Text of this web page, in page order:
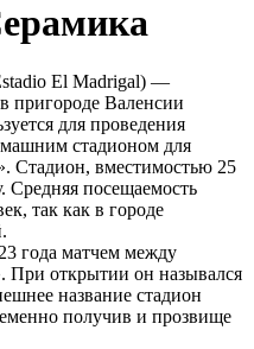
El Madrigal) —
пригороде Валенсии
для проведения
стадионом для
Стадион, вместимостью 25
Средняя посещаемость
так как в городе
года матчем между
При открытии он назывался
название стадион
получив и прозвище